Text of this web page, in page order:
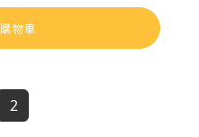
物車
Page
Page
2